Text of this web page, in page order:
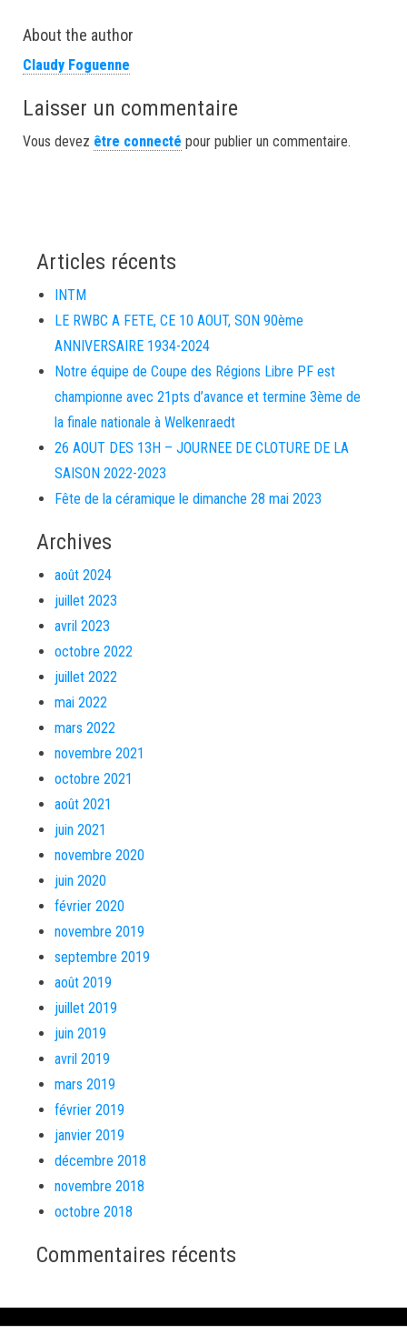
About the author
Claudy Foguenne
Laisser un commentaire
Vous devez être connecté pour publier un commentaire.
Articles récents
INTM
LE RWBC A FETE, CE 10 AOUT, SON 90ème
ANNIVERSAIRE 1934-2024
Notre équipe de Coupe des Régions Libre PF est
championne avec 21pts d’avance et termine 3ème de
la finale nationale à Welkenraedt
26 AOUT DES 13H – JOURNEE DE CLOTURE DE LA
SAISON 2022-2023
Fête de la céramique le dimanche 28 mai 2023
Archives
août 2024
juillet 2023
avril 2023
octobre 2022
juillet 2022
mai 2022
mars 2022
novembre 2021
octobre 2021
août 2021
juin 2021
novembre 2020
juin 2020
février 2020
novembre 2019
septembre 2019
août 2019
juillet 2019
juin 2019
avril 2019
mars 2019
février 2019
janvier 2019
décembre 2018
novembre 2018
octobre 2018
Commentaires récents